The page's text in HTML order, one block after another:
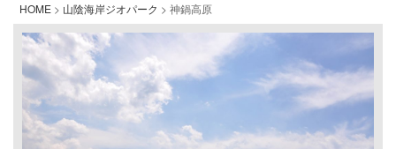
HOME > 山陰海岸ジオパーク > 神鍋高原